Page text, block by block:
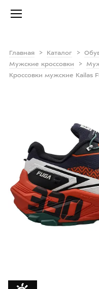
Главная Каталог
Мужские кроссовки
Кроссовки мужские Kailas